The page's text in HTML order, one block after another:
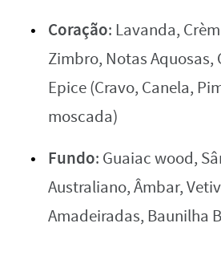
Coração: Lavanda,
Zimbro, Notas Aquosas,
Epice (Cravo, Canela,
moscada)
Fundo: Guaiac wood,
Australiano, Âmbar,
Amadeiradas, Baunilha